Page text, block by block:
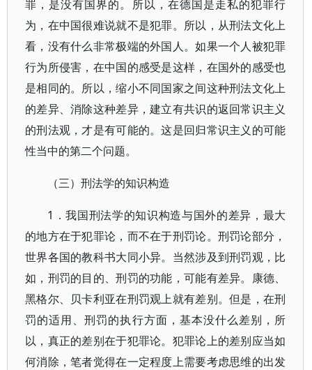
罪，是没有国界的。所以，在德国是走私的犯罪行
为，在中国很难说就不是犯罪。所以，从刑法文化上
看，没有什么非常极端的外国人。如果一个人被犯罪
行为所侵害，在中国的感受是这样，在国外的感受也
是相同的。所以，缩小不同国家之间这种刑法文化上
的差异、消除这种差异，建立有共识的返回常识主义
的刑法观，才是有可能的。这是回归常识主义的可能
性当中的第二个问题。
（三）刑法学的知识构造
1．我国刑法学的知识构造与国外的差异，最大
的地方在于犯罪论，而不在于刑罚论。刑罚论部分，
世界各国的教科书大同小异。当然涉及到刑罚观，比
如，刑罚的目的、刑罚的功能，可能有差异。康德、
黑格尔、贝卡利亚在刑罚观上就有差别。但是，在刑
罚的适用、刑罚的执行方面，基本没什么差别，所
以，真正的差别在于犯罪论。犯罪论上的差别应当如
何消除，笔者觉得在一定程度上需要考虑思维的出发